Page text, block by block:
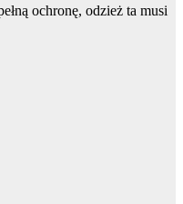
ochronę, odzież ta musi